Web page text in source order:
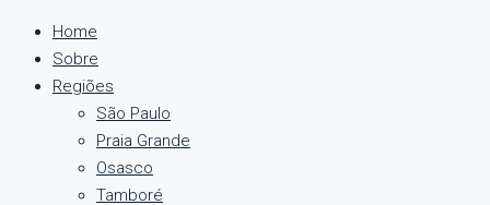
Home
Sobre
Regiões
São Paulo
Praia Grande
Osasco
Tamboré